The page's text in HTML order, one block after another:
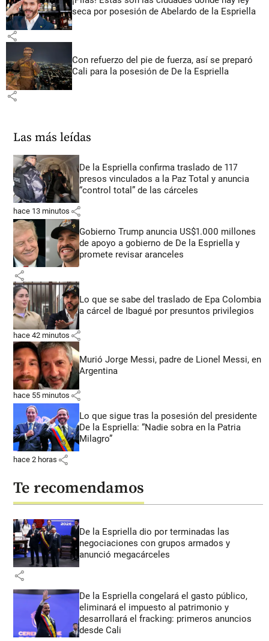
seca por posesión de Abelardo de la Espriella
share
Con refuerzo del pie de fuerza, así se preparó
Cali para la posesión de De la Espriella
share
Las más leídas
De la Espriella confirma traslado de 117
presos vinculados a la Paz Total y anuncia
“control total” de las cárceles
hace 13 minutos share
Gobierno Trump anuncia US$1.000 millones
de apoyo a gobierno de De la Espriella y
promete revisar aranceles
share
Lo que se sabe del traslado de Epa Colombia
a cárcel de Ibagué por presuntos privilegios
hace 42 minutos share
Murió Jorge Messi, padre de Lionel Messi, en
Argentina
hace 55 minutos share
Lo que sigue tras la posesión del presidente
De la Espriella: “Nadie sobra en la Patria
Milagro”
hace 2 horas share
Te recomendamos
De la Espriella dio por terminadas las
negociaciones con grupos armados y
anunció megacárceles
share
De la Espriella congelará el gasto público,
eliminará el impuesto al patrimonio y
desarrollará el fracking: primeros anuncios
desde Cali